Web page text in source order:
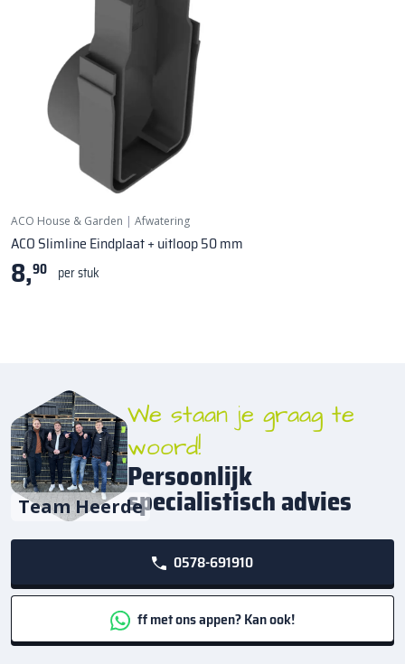
ACO House & Garden | Afwatering
ACO Slimline Eindplaat + uitloop 50 mm
8,90 per stuk
Team Heerde
We staan je graag te
woord!
Persoonlijk
specialistisch advies
0578-691910
ff met ons appen? Kan ook!